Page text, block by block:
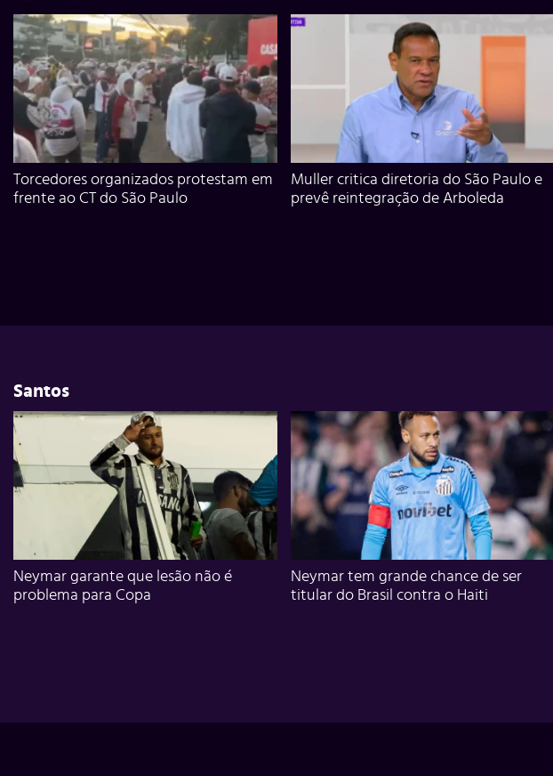
Torcedores organizados protestam em
frente ao CT do São Paulo
Muller critica diretoria do São Paulo e
prevê reintegração de Arboleda
Santos
Neymar garante que lesão não é
problema para Copa
Neymar tem grande chance de ser
titular do Brasil contra o Haiti